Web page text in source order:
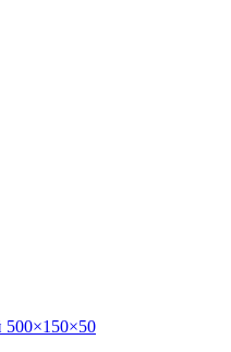
500×150×50